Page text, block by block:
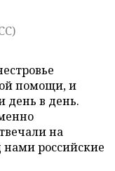
помощи, и
день в день.
на
нами российские